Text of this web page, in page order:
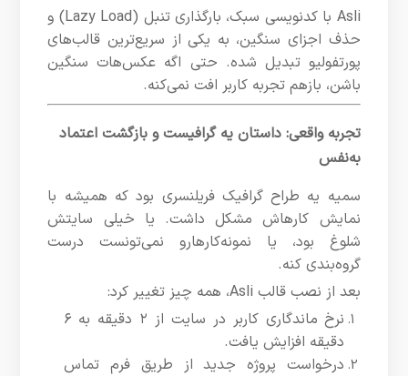
Asli با کدنویسی سبک، بارگذاری تنبل (Lazy Load) و
حذف اجزای سنگین، به یکی از سریع‌ترین قالب‌های
پورتفولیو تبدیل شده. حتی اگه عکس‌هات سنگین
باشن، بازهم تجربه کاربر افت نمی‌کنه.
تجربه واقعی: داستان یه گرافیست و بازگشت اعتماد
به‌نفس
سمیه یه طراح گرافیک فریلنسری بود که همیشه با
نمایش کارهاش مشکل داشت. یا خیلی سایتش
شلوغ بود، یا نمونه‌کارهارو نمی‌تونست درست
گروه‌بندی کنه.
بعد از نصب قالب Asli، همه چیز تغییر کرد:
نرخ ماندگاری کاربر در سایت از ۲ دقیقه به ۶
دقیقه افزایش یافت.
درخواست پروژه جدید از طریق فرم تماس